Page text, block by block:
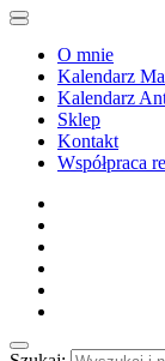
O mnie
Kalendarz
Kalendarz
Sklep
Kontakt
Współpraca